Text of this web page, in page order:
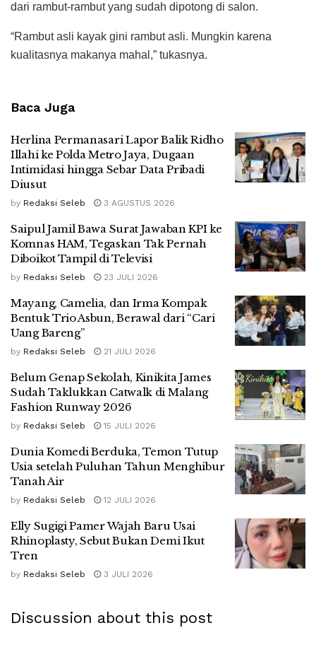
dari rambut-rambut yang sudah dipotong di salon.
“Rambut asli kayak gini rambut asli. Mungkin karena
kualitasnya makanya mahal,” tukasnya.
Baca Juga
Herlina Permanasari Lapor Balik Ridho
Illahi ke Polda Metro Jaya, Dugaan
Intimidasi hingga Sebar Data Pribadi
Diusut
by Redaksi Seleb 3 AGUSTUS 2026
Saipul Jamil Bawa Surat Jawaban KPI ke
Komnas HAM, Tegaskan Tak Pernah
Diboikot Tampil di Televisi
by Redaksi Seleb 23 JULI 2026
Mayang, Camelia, dan Irma Kompak
Bentuk Trio Asbun, Berawal dari “Cari
Uang Bareng”
by Redaksi Seleb 21 JULI 2026
Belum Genap Sekolah, Kinikita James
Sudah Taklukkan Catwalk di Malang
Fashion Runway 2026
by Redaksi Seleb 15 JULI 2026
Dunia Komedi Berduka, Temon Tutup
Usia setelah Puluhan Tahun Menghibur
Tanah Air
by Redaksi Seleb 12 JULI 2026
Elly Sugigi Pamer Wajah Baru Usai
Rhinoplasty, Sebut Bukan Demi Ikut
Tren
by Redaksi Seleb 3 JULI 2026
Discussion about this post